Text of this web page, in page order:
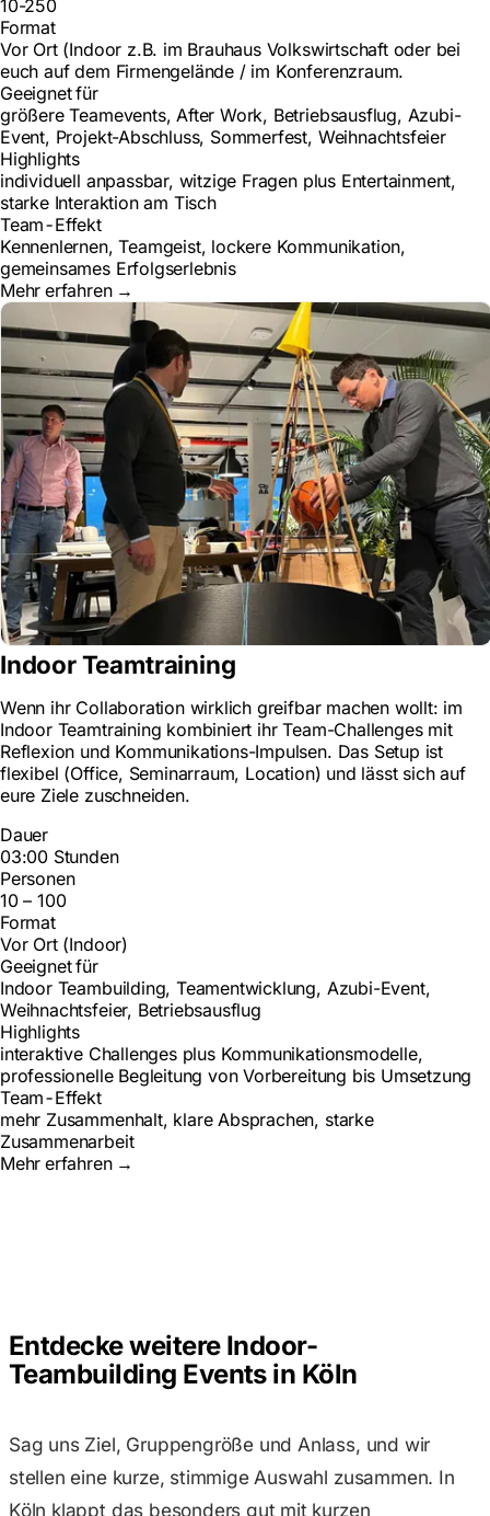
10-250
Format
Vor Ort (Indoor z.B. im Brauhaus Volkswirtschaft oder bei
euch auf dem Firmengelände / im Konferenzraum.
Geeignet für
größere Teamevents, After Work, Betriebsausflug, Azubi-
Event, Projekt-Abschluss, Sommerfest, Weihnachtsfeier
Highlights
individuell anpassbar, witzige Fragen plus Entertainment,
starke Interaktion am Tisch
Team-Effekt
Kennenlernen, Teamgeist, lockere Kommunikation,
gemeinsames Erfolgserlebnis
Mehr erfahren →
Indoor Teamtraining
Wenn ihr Collaboration wirklich greifbar machen wollt: im
Indoor Teamtraining kombiniert ihr Team-Challenges mit
Reflexion und Kommunikations-Impulsen. Das Setup ist
flexibel (Office, Seminarraum, Location) und lässt sich auf
eure Ziele zuschneiden.
Dauer
03:00 Stunden
Personen
10 – 100
Format
Vor Ort (Indoor)
Geeignet für
Indoor Teambuilding, Teamentwicklung, Azubi-Event,
Weihnachtsfeier, Betriebsausflug
Highlights
interaktive Challenges plus Kommunikationsmodelle,
professionelle Begleitung von Vorbereitung bis Umsetzung
Team-Effekt
mehr Zusammenhalt, klare Absprachen, starke
Zusammenarbeit
Mehr erfahren →
Entdecke weitere Indoor-
Teambuilding Events in Köln
Sag uns Ziel, Gruppengröße und Anlass, und wir
stellen eine kurze, stimmige Auswahl zusammen. In
Köln klappt das besonders gut mit kurzen